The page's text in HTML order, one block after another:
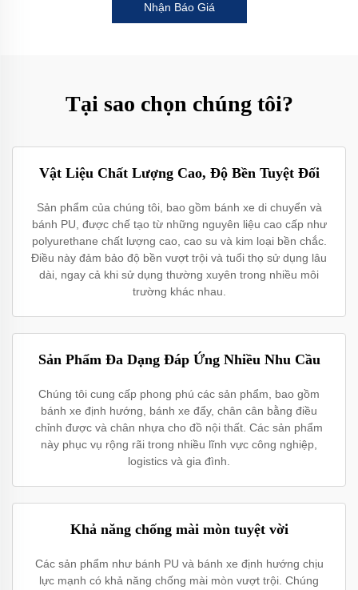
Nhận Báo Giá
Tại sao chọn chúng tôi?
Vật Liệu Chất Lượng Cao, Độ Bền Tuyệt Đối
Sản phẩm của chúng tôi, bao gồm bánh xe di chuyển và
bánh PU, được chế tạo từ những nguyên liệu cao cấp như
polyurethane chất lượng cao, cao su và kim loại bền chắc.
Điều này đảm bảo độ bền vượt trội và tuổi thọ sử dụng lâu
dài, ngay cả khi sử dụng thường xuyên trong nhiều môi
trường khác nhau.
Sản Phẩm Đa Dạng Đáp Ứng Nhiều Nhu Cầu
Chúng tôi cung cấp phong phú các sản phẩm, bao gồm
bánh xe định hướng, bánh xe đẩy, chân cân bằng điều
chỉnh được và chân nhựa cho đồ nội thất. Các sản phẩm
này phục vụ rộng rãi trong nhiều lĩnh vực công nghiệp,
logistics và gia đình.
Khả năng chống mài mòn tuyệt vời
Các sản phẩm như bánh PU và bánh xe định hướng chịu
lực mạnh có khả năng chống mài mòn vượt trội. Chúng